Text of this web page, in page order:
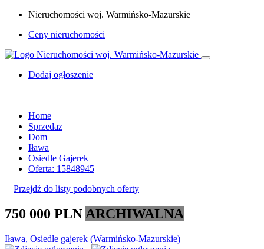
Nieruchomości woj. Warmińsko-Mazurskie
Ceny nieruchomości
Dodaj ogłoszenie
Home
Sprzedaz
Dom
Iława
Osiedle Gajerek
Oferta: 15848945
Przejdź do listy podobnych oferty
750 000 PLN ARCHIWALNA
Iława, Osiedle gajerek (Warmińsko-Mazurskie)